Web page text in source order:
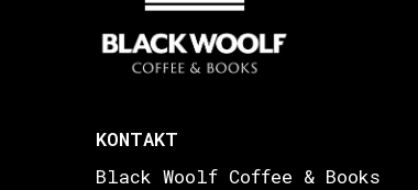
KONTAKT
Black Woolf Coffee & Books